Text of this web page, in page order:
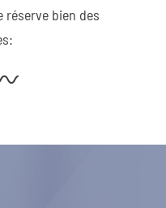
réserve bien des